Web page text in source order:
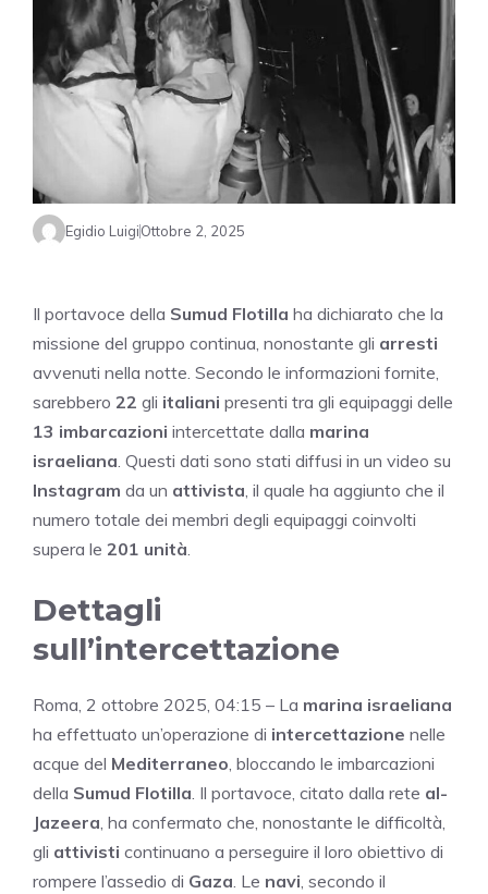
Egidio LuigiOttobre 2, 2025
Il portavoce della Sumud Flotilla ha dichiarato che la
missione del gruppo continua, nonostante gli arresti
avvenuti nella notte. Secondo le informazioni fornite,
sarebbero 22 gli italiani presenti tra gli equipaggi delle
13 imbarcazioni intercettate dalla marina
israeliana. Questi dati sono stati diffusi in un video su
Instagram da un attivista, il quale ha aggiunto che il
numero totale dei membri degli equipaggi coinvolti
supera le 201 unità.
Dettagli
sull’intercettazione
Roma, 2 ottobre 2025, 04:15 – La marina israeliana
ha effettuato un’operazione di intercettazione nelle
acque del Mediterraneo, bloccando le imbarcazioni
della Sumud Flotilla. Il portavoce, citato dalla rete al-
Jazeera, ha confermato che, nonostante le difficoltà,
gli attivisti continuano a perseguire il loro obiettivo di
rompere l’assedio di Gaza. Le navi, secondo il